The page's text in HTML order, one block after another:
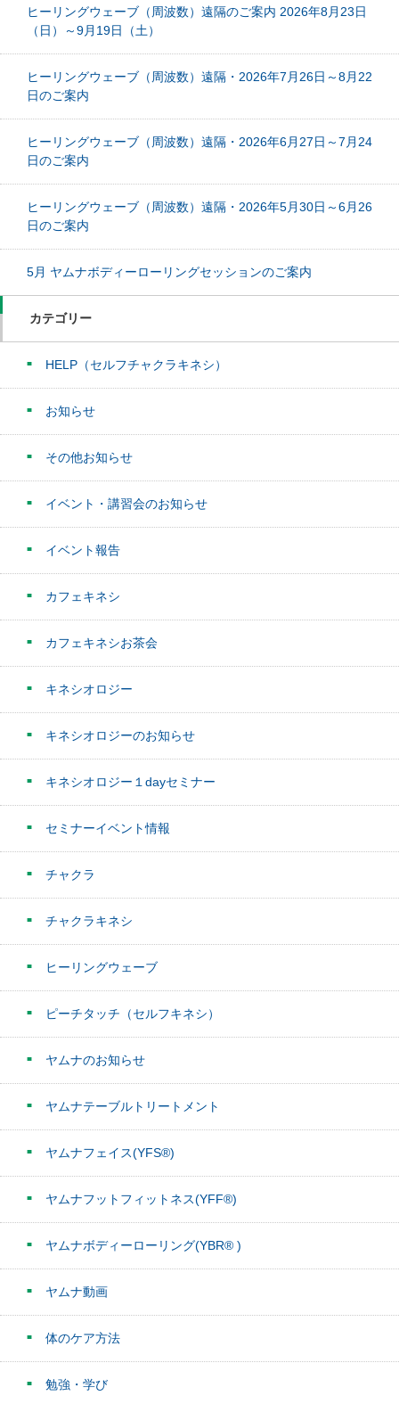
ヒーリングウェーブ（周波数）遠隔のご案内 2026年8月23日
（日）～9月19日（土）
ヒーリングウェーブ（周波数）遠隔・2026年7月26日～8月22
日のご案内
ヒーリングウェーブ（周波数）遠隔・2026年6月27日～7月24
日のご案内
ヒーリングウェーブ（周波数）遠隔・2026年5月30日～6月26
日のご案内
5月 ヤムナボディーローリングセッションのご案内
カテゴリー
HELP（セルフチャクラキネシ）
お知らせ
その他お知らせ
イベント・講習会のお知らせ
イベント報告
カフェキネシ
カフェキネシお茶会
キネシオロジー
キネシオロジーのお知らせ
キネシオロジー１dayセミナー
セミナーイベント情報
チャクラ
チャクラキネシ
ヒーリングウェーブ
ピーチタッチ（セルフキネシ）
ヤムナのお知らせ
ヤムナテーブルトリートメント
ヤムナフェイス(YFS®)
ヤムナフットフィットネス(YFF®)
ヤムナボディーローリング(YBR® )
ヤムナ動画
体のケア方法
勉強・学び